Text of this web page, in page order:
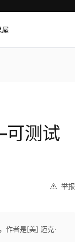
屋
可测试
举报
作者是[美] 迈克·